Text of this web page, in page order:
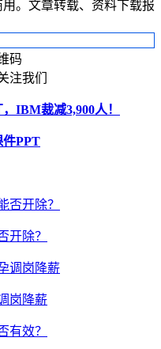
。文章转载、资料下载报
注我们
IBM裁减3,900人！
件PPT
开除？
岗降薪